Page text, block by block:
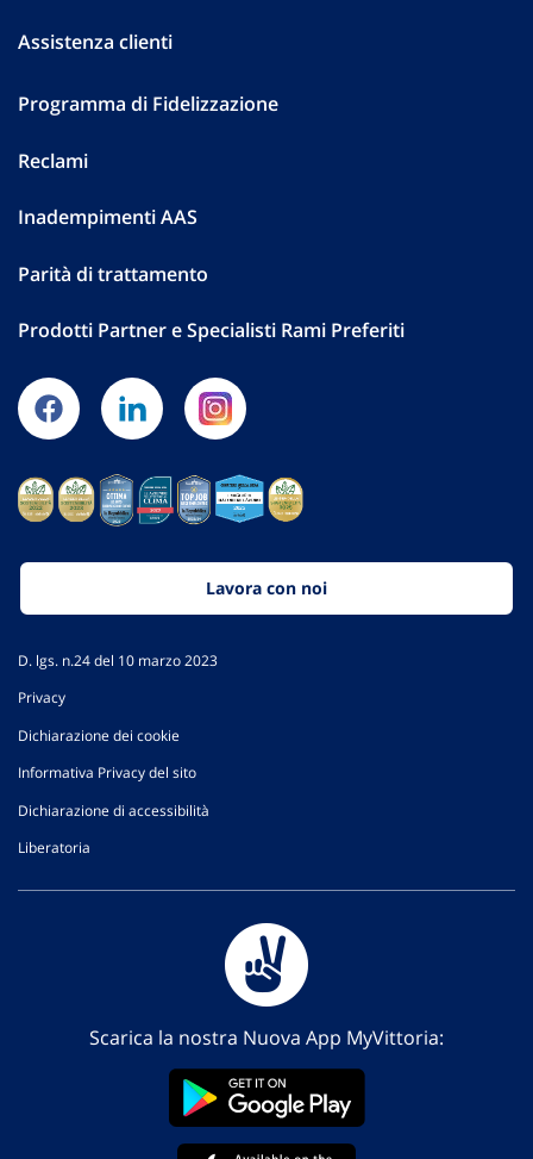
Assistenza clienti
Programma di Fidelizzazione
Reclami
Inadempimenti AAS
Parità di trattamento
Prodotti Partner e Specialisti Rami Preferiti
Lavora con noi
D. lgs. n.24 del 10 marzo 2023
Privacy
Dichiarazione dei cookie
Informativa Privacy del sito
Dichiarazione di accessibilità
Liberatoria
Scarica la nostra Nuova App MyVittoria: